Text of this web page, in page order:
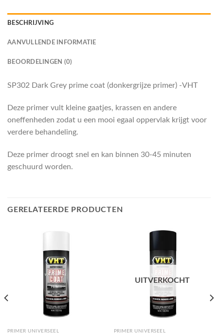
BESCHRIJVING
AANVULLENDE INFORMATIE
BEOORDELINGEN (0)
SP302 Dark Grey prime coat (donkergrijze primer) -VHT
Deze primer vult kleine gaatjes, krassen en andere
oneffenheden zodat u een mooi egaal oppervlak krijgt voor
verdere behandeling.
Deze primer droogt snel en kan binnen 30-45 minuten
geschuurd worden.
GERELATEERDE PRODUCTEN
PRIMER UNIVERSEEL
UITVERKOCHT
PRIMER UNIVERSEEL